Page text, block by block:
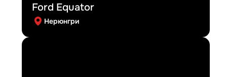
Ford Equator
Нерюнгри